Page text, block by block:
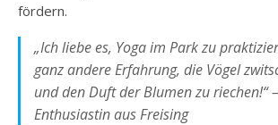
fördern.
„Ich liebe es, Yoga im Park zu
ganz andere Erfahrung, die Vögel
und den Duft der Blumen zu riechen!“
Enthusiastin aus Freising